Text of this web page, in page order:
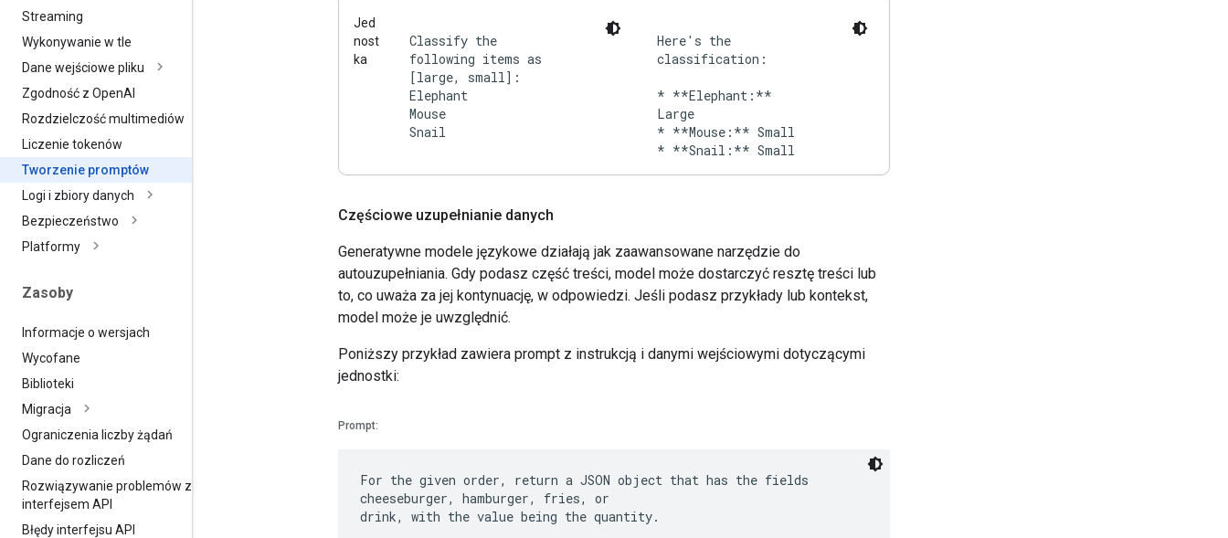
Streaming
Wykonywanie w tle
Dane wejściowe pliku
Zgodność z OpenAI
Rozdzielczość multimediów
Liczenie tokenów
Tworzenie promptów
Logi i zbiory danych
Bezpieczeństwo
Platformy
Zasoby
Informacje o wersjach
Wycofane
Biblioteki
Migracja
Ograniczenia liczby żądań
Dane do rozliczeń
Rozwiązywanie problemów z
interfejsem API
Błędy interfejsu API
Jed
nost
ka
Classify the
following items as
[large, small]:
Elephant
Mouse
Snail
Here's the
classification:
* **Elephant:**
Large
* **Mouse:** Small
Częściowe uzupełnianie danych
Generatywne modele językowe działają jak zaawansowane narzędzie do
autouzupełniania. Gdy podasz część treści, model może dostarczyć resztę treści lub
to, co uważa za jej kontynuację, w odpowiedzi. Jeśli podasz przykłady lub kontekst,
model może je uwzględnić.
Poniższy przykład zawiera prompt z instrukcją i danymi wejściowymi dotyczącymi
jednostki:
Prompt:
For the given order, return a JSON object that has the fields
cheeseburger, hamburger, fries, or
drink, with the value being the quantity.